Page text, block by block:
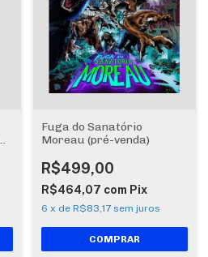
Fuga do Sanatório
Moreau (pré-venda)
R$499,00
R$464,07 com Pix
6 x de R$83,17 sem juros